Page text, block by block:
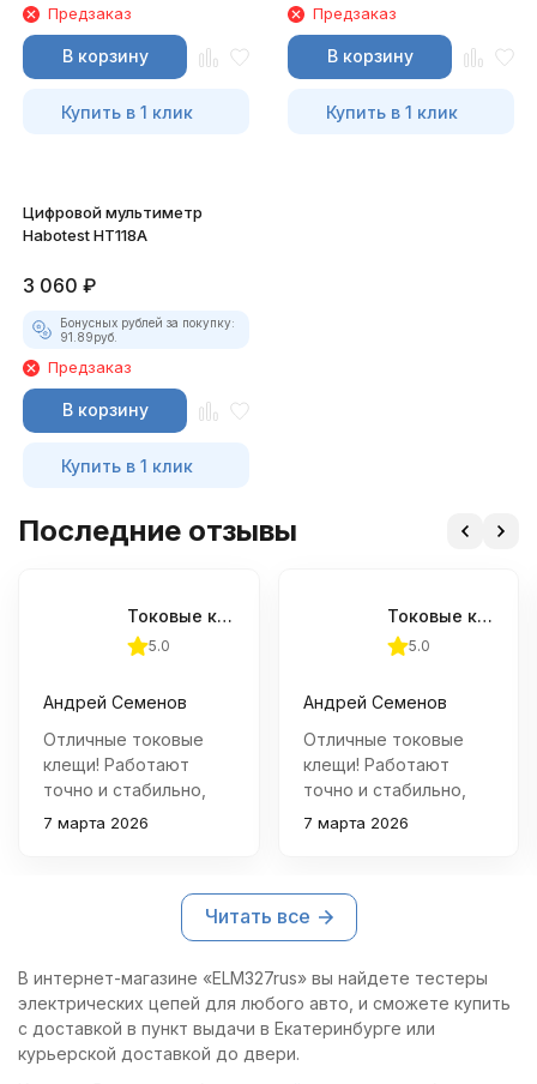
Предзаказ
В корзину
Купить в 1 клик
Предзаказ
В корзину
Купить в 1 клик
Цифровой мультиметр
Habotest HT118A
3 060 ₽
Бонусных рублей за покупку:
91.89руб.
Предзаказ
В корзину
Купить в 1 клик
Последние отзывы
Токовые клещи APPA 39T
5.0
Андрей Семенов
Отличные токовые
клещи! Работают
точно и стабильно,
очень удобны в
измерить силу тока
практически в любых
7 марта 2026
Токовые клещи APPA 39T
5.0
Андрей Семенов
Отличные токовые
клещи! Работают
точно и стабильно,
очень удобны в
измерить силу тока
практически в любых
условиях.
7 марта 2026
Читать все
В интернет-магазине «ELM327rus» вы найдете тестеры
электрических цепей для любого авто, и сможете купить
с доставкой в пункт выдачи в Екатеринбурге или
курьерской доставкой до двери.